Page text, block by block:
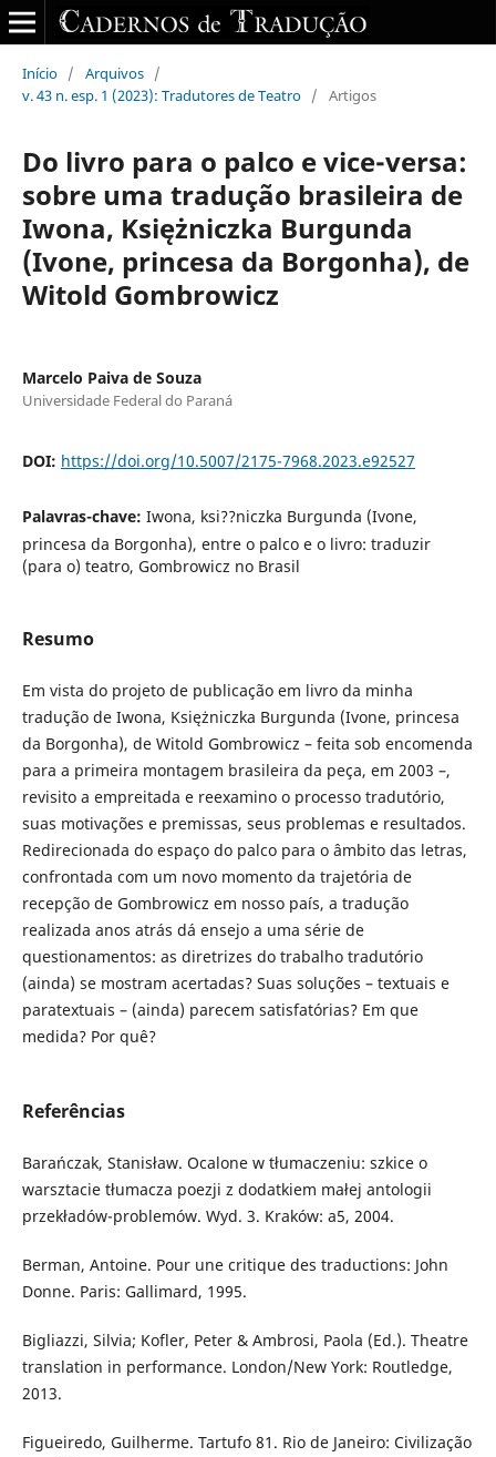
Início / Arquivos /
v. 43 n. esp. 1 (2023): Tradutores de Teatro / Artigos
Do livro para o palco e vice-versa:
sobre uma tradução brasileira de
Iwona, Księżniczka Burgunda
(Ivone, princesa da Borgonha), de
Witold Gombrowicz
Marcelo Paiva de Souza
Universidade Federal do Paraná
DOI: https://doi.org/10.5007/2175-7968.2023.e92527
Palavras-chave: Iwona, ksi??niczka Burgunda (Ivone,
princesa da Borgonha), entre o palco e o livro: traduzir
(para o) teatro, Gombrowicz no Brasil
Resumo
Em vista do projeto de publicação em livro da minha
tradução de Iwona, Księżniczka Burgunda (Ivone, princesa
da Borgonha), de Witold Gombrowicz – feita sob encomenda
para a primeira montagem brasileira da peça, em 2003 –,
revisito a empreitada e reexamino o processo tradutório,
suas motivações e premissas, seus problemas e resultados.
Redirecionada do espaço do palco para o âmbito das letras,
confrontada com um novo momento da trajetória de
recepção de Gombrowicz em nosso país, a tradução
realizada anos atrás dá ensejo a uma série de
questionamentos: as diretrizes do trabalho tradutório
(ainda) se mostram acertadas? Suas soluções – textuais e
paratextuais – (ainda) parecem satisfatórias? Em que
medida? Por quê?
Referências
Barańczak, Stanisław. Ocalone w tłumaczeniu: szkice o
warsztacie tłumacza poezji z dodatkiem małej antologii
przekładów-problemów. Wyd. 3. Kraków: a5, 2004.
Berman, Antoine. Pour une critique des traductions: John
Donne. Paris: Gallimard, 1995.
Bigliazzi, Silvia; Kofler, Peter & Ambrosi, Paola (Ed.). Theatre
translation in performance. London/New York: Routledge,
2013.
Figueiredo, Guilherme. Tartufo 81. Rio de Janeiro: Civilização